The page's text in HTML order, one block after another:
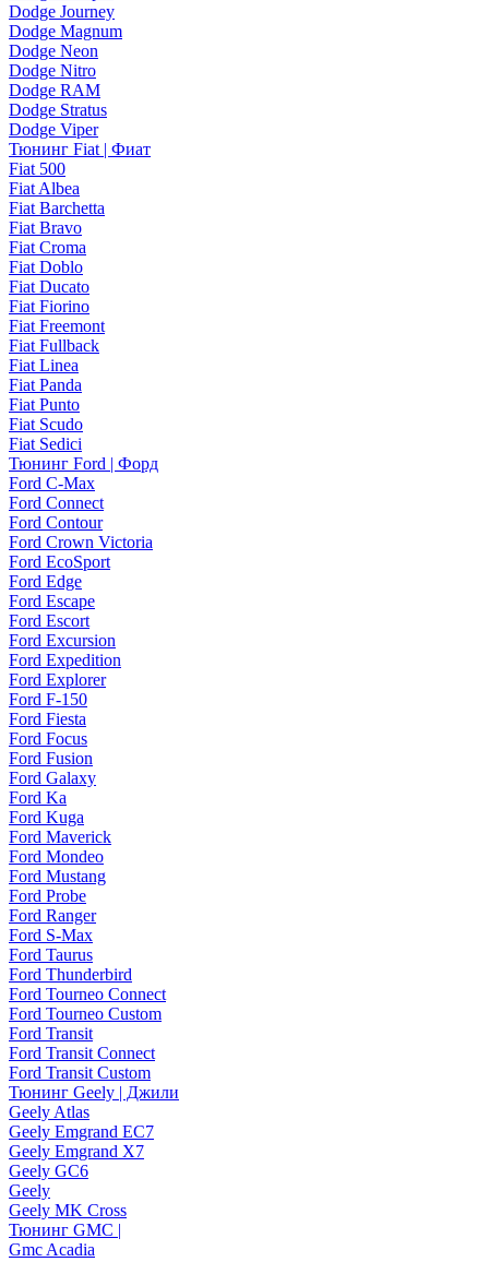
Dodge Journey
Dodge Magnum
Dodge Neon
Dodge Nitro
Dodge RAM
Dodge Stratus
Dodge Viper
Тюнинг Fiat | Фиат
Fiat 500
Fiat Albea
Fiat Barchetta
Fiat Bravo
Fiat Croma
Fiat Doblo
Fiat Ducato
Fiat Fiorino
Fiat Freemont
Fiat Fullback
Fiat Linea
Fiat Panda
Fiat Punto
Fiat Scudo
Fiat Sedici
Тюнинг Ford | Форд
Ford C-Max
Ford Connect
Ford Contour
Ford Crown Victoria
Ford EcoSport
Ford Edge
Ford Escape
Ford Escort
Ford Excursion
Ford Expedition
Ford Explorer
Ford F-150
Ford Fiesta
Ford Focus
Ford Fusion
Ford Galaxy
Ford Ka
Ford Kuga
Ford Maverick
Ford Mondeo
Ford Mustang
Ford Probe
Ford Ranger
Ford S-Max
Ford Taurus
Ford Thunderbird
Ford Tourneo Connect
Ford Tourneo Custom
Ford Transit
Ford Transit Connect
Ford Transit Custom
Тюнинг Geely | Джили
Geely Atlas
Geely Emgrand EC7
Geely Emgrand X7
Geely GC6
Geely
Geely MK Cross
Тюнинг GMC |
Gmc Acadia